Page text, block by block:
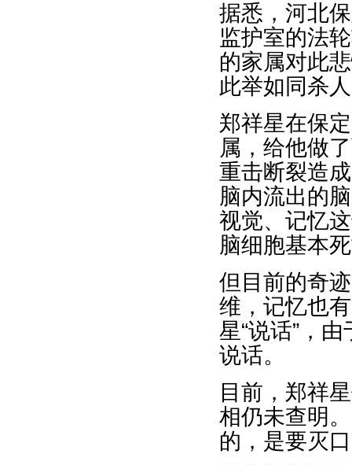
据悉，河北
监护室的法
的家属对此
此举如同杀
郑祥星在保
属，给他做
重击断裂造
脑内流出的
视觉、记忆
脑细胞基本
但目前的奇
维，记忆也
星“说话”，
说话。
目前，郑祥
相仍未查明
的，是要灭